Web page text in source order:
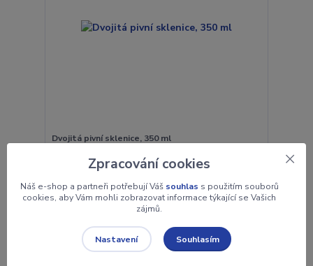
Dvojitá pivní sklenice, 350 ml
Zpracování cookies
Náš e-shop a partneři potřebují Váš souhlas s použitím souborů
cookies, aby Vám mohli zobrazovat informace týkající se Vašich
zájmů.
Nastavení Souhlasím